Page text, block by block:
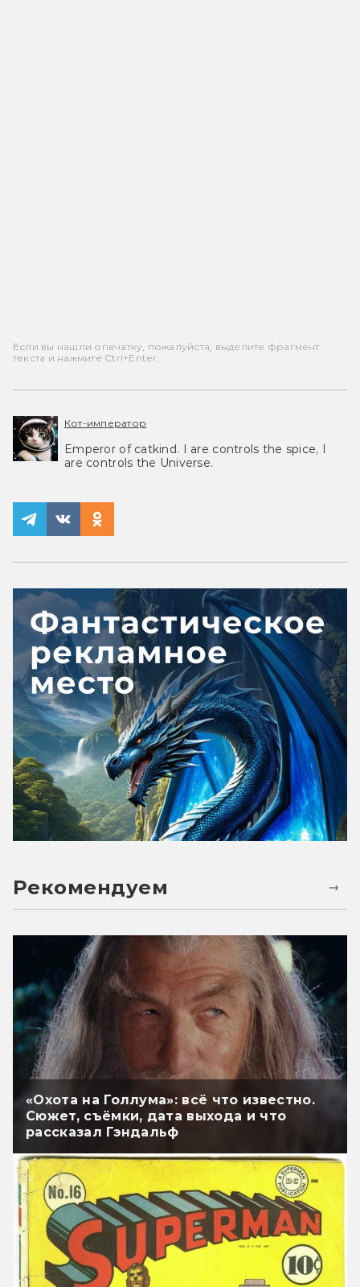
Если вы нашли опечатку, пожалуйста, выделите фрагмент
текста и нажмите Ctrl+Enter.
Кот-император
Emperor of catkind. I are controls the spice, I
are controls the Universe.
Рекомендуем
«Охота на Голлума»: всё что известно.
Сюжет, съёмки, дата выхода и что
рассказал Гэндальф